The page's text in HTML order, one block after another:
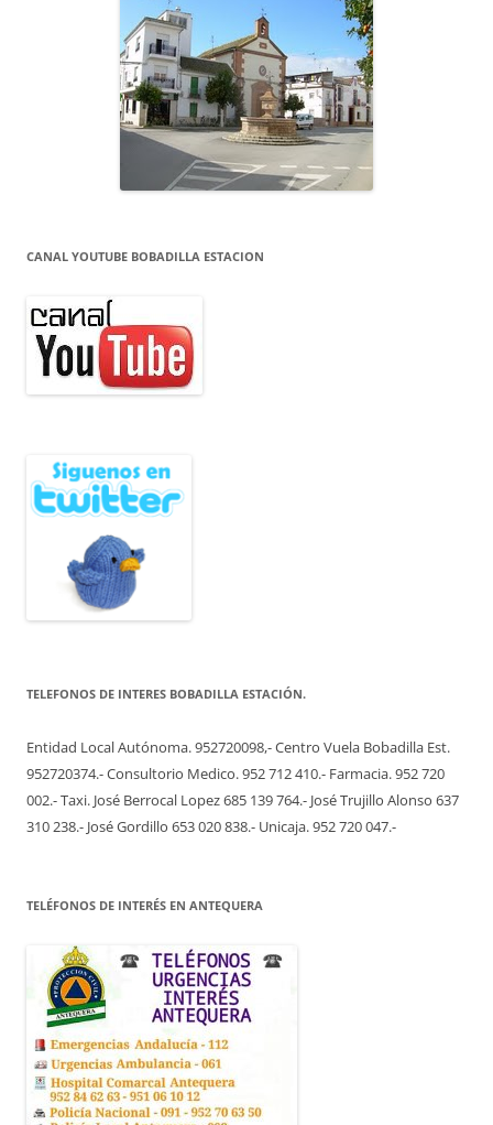
CANAL YOUTUBE BOBADILLA ESTACION
TELEFONOS DE INTERES BOBADILLA ESTACIÓN.
Entidad Local Autónoma. 952720098,- Centro Vuela Bobadilla Est.
952720374.- Consultorio Medico. 952 712 410.- Farmacia. 952 720
002.- Taxi. José Berrocal Lopez 685 139 764.- José Trujillo Alonso 637
310 238.- José Gordillo 653 020 838.- Unicaja. 952 720 047.-
TELÉFONOS DE INTERÉS EN ANTEQUERA